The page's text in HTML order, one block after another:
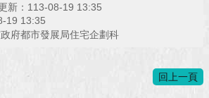
新：113-08-19 13:35
19 13:35
府都市發展局住宅企劃科
回上一頁